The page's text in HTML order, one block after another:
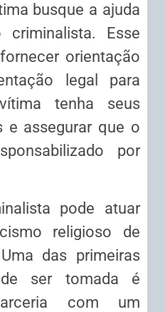
busque a ajuda
Esse
orientação
legal para
tenha seus
e assegurar que o
por
pode atuar
religioso de
das primeiras
ser tomada é
com um